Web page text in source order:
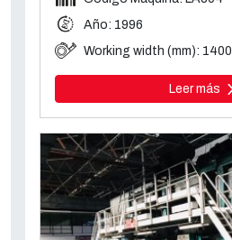
Año: 1996
Working width (mm): 1400
Leer más